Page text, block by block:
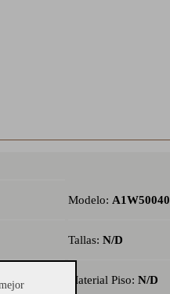
Modelo: A1W50040
Tallas: N/D
Material Piso: N/D